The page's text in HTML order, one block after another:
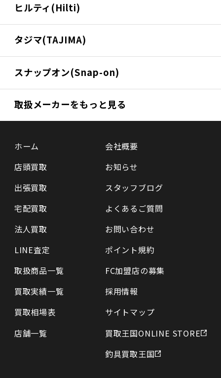
ヒルティ(Hilti)
タジマ(TAJIMA)
スナップオン(Snap-on)
取扱メーカーをもっと見る
ホーム
店頭買取
出張買取
宅配買取
法人買取
LINE査定
取扱商品一覧
買取実績一覧
買取相場表
店舗一覧
会社概要
お知らせ
スタッフブログ
よくあるご質問
お問い合わせ
ポイント規約
FC加盟店の募集
採用情報
サイトマップ
買取王国ONLINE STORE
釣具買取王国